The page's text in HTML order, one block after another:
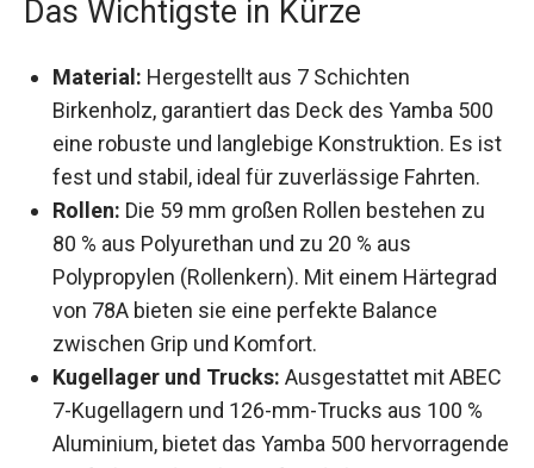
Das Wichtigste in Kürze
Material: Hergestellt aus 7 Schichten
Birkenholz, garantiert das Deck des Yamba
500 eine robuste und langlebige Konstruktion.
Es ist fest und stabil, ideal für zuverlässige
Fahrten.
Rollen:Die 59 mm großen Rollen bestehen zu
80 % aus Polyurethan und zu 20 % aus
Polypropylen (Rollenkern). Mit einem
Härtegrad von 78A bieten sie eine perfekte
Balance zwischen Grip und Komfort.
Kugellager und Trucks:Ausgestattet mit
ABEC 7-Kugellagern und 126-mm-Trucks aus